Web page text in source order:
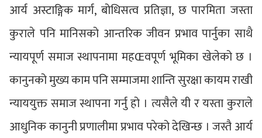
आर्य अस्टाङ्गिक मार्ग, बोधिसत्व प्रतिज्ञा, छ पारमिता जस्ता
कुराले पनि मानिसको आन्तरिक जीवन प्रभाव पार्नुका साथै
न्यायपूर्ण समाज स्थापनामा महŒवपूर्ण भूमिका खेलेको छ ।
कानुनको मुख्य काम पनि सम्माजमा शान्ति सुरक्षा कायम राखी
न्याययुक्त समाज स्थापना गर्नु हो । त्यसैले यी र यस्ता कुराले
आधुनिक कानुनी प्रणालीमा प्रभाव परेको देखिन्छ । जस्तै आर्य